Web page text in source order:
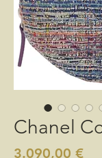
Chanel Cc
3.090,00 €